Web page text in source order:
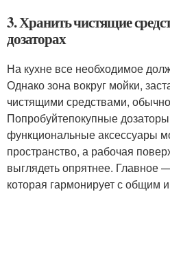
3. Хранить чистящие
дозаторах
На кухне все необходимое
Однако зона вокруг мойки,
чистящими средствами,
Попробуйтепокупные
функциональные аксессуары
пространство, а рабочая
выглядеть опрятнее. Главное
которая гармонирует с общим